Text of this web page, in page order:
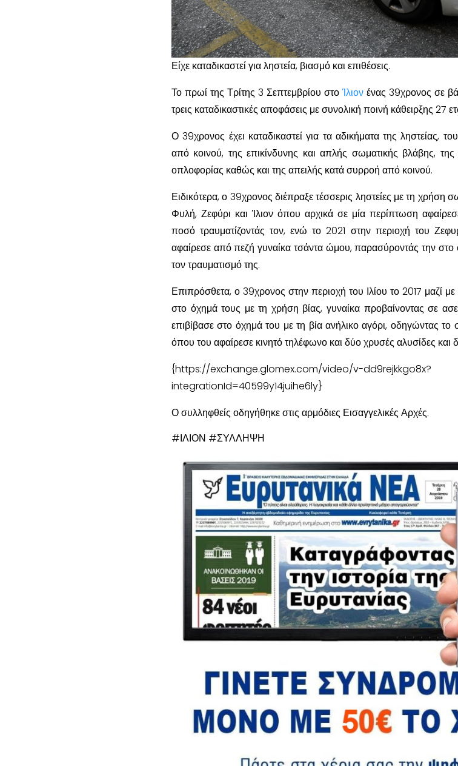
Είχε καταδικαστεί για ληστεία, βιασμό και επιθέσεις.
Το πρωί της Τρίτης 3 Σεπτεμβρίου στοΊλιον ένας 39χρονος σε
τρεις καταδικαστικές αποφάσεις με συνολική ποινή κάθειρξης 27
Ο 39χρονος έχει καταδικαστεί για τα αδικήματα της ληστείας,
από κοινού, της επικίνδυνης και απλής σωματικής βλάβης,
οπλοφορίας καθώς και της απειλής κατά συρροή από κοινού.
Ειδικότερα, ο 39χρονος διέπραξε τέσσερις ληστείες με τη χρήση
Φυλή, Ζεφύρι και Ίλιον όπου αρχικά σε μία περίπτωση
ποσό τραυματίζοντάς τον, ενώ το 2021 στην περιοχή του
αφαίρεσε από πεζή γυναίκα τσάντα ώμου, παρασύροντάς την
τον τραυματισμό της.
Επιπρόσθετα, ο 39χρονος στην περιοχή του Ιλίου το 2017 μαζί
στο όχημά τους με τη χρήση βίας, γυναίκα προβαίνοντας σε
επιβίβασε στο όχημά του με τη βία ανήλικο αγόρι, οδηγώντας το
όπου του αφαίρεσε κινητό τηλέφωνο και δύο χρυσές αλυσίδες και
{https://exchange.glomex.com/video/v-dd9rejkkgo8x?
integrationId=40599y14juihe6ly}
Ο συλληφθείς οδηγήθηκε στις αρμόδιες Εισαγγελικές Αρχές.
#ΙΛΙΟΝ #ΣΥΛΛΗΨΗ